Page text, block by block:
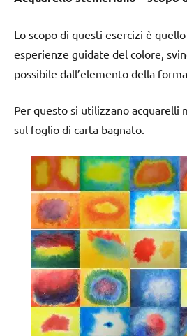
Lo scopo di questi esercizi è
esperienze guidate del colore,
possibile dall’elemento della forma.
Per questo si utilizzano acquarelli
sul foglio di carta bagnato.